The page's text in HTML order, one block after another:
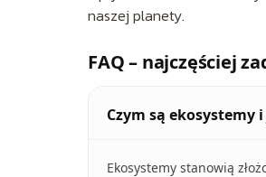
naszej planety.
FAQ – najczęściej
Czym są ekosystemy
Ekosystemy stanowią